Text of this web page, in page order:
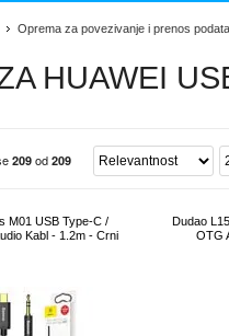
Oprema za povezivanje i prenos
HUAWEI
209 od 209
M01 USB Type-C /
Kabl - 1.2m - Crni
Dudao
OTG